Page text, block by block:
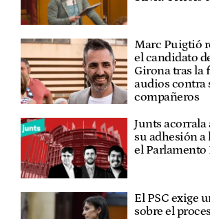
Marc Puigtió
el candidato
Girona tras la
audios contra
compañeros
Junts
su adhesión a
el Parlamento
El PSC exige
sobre el